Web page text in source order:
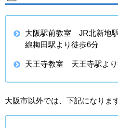
大阪駅前教室 JR北新地
線梅田駅より徒歩6分
天王寺教室 天王寺駅より
大阪市以外では、下記になります